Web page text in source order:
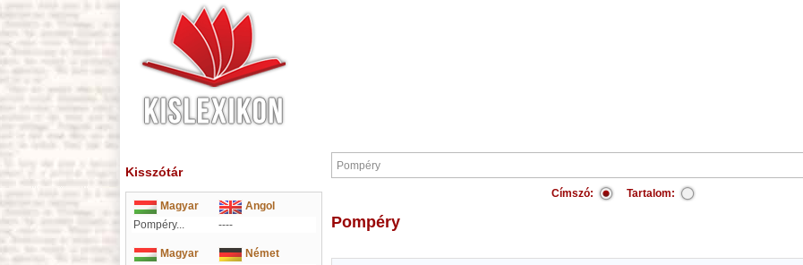
Kisszótár
Magyar
Angol
Pompéry...
----
Magyar
Német
Címszó: Tartalom:
Pompéry